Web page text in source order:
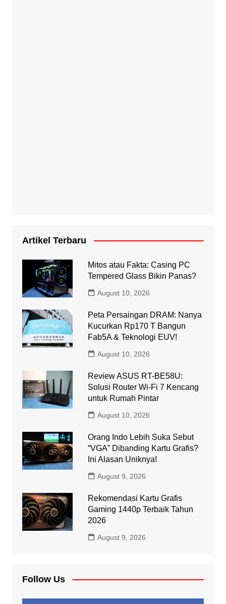
Artikel Terbaru
Mitos atau Fakta: Casing PC
Tempered Glass Bikin Panas?
August 10, 2026
Peta Persaingan DRAM: Nanya
Kucurkan Rp170 T Bangun
Fab5A & Teknologi EUV!
August 10, 2026
Review ASUS RT-BE58U:
Solusi Router Wi-Fi 7 Kencang
untuk Rumah Pintar
August 10, 2026
Orang Indo Lebih Suka Sebut
“VGA” Dibanding Kartu Grafis?
Ini Alasan Uniknya!
August 9, 2026
Rekomendasi Kartu Grafis
Gaming 1440p Terbaik Tahun
2026
August 9, 2026
Follow Us